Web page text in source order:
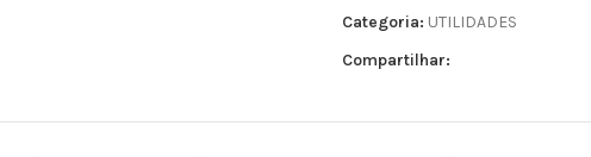
Categoria: UTILIDADES
Compartilhar: